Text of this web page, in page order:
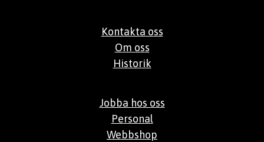
Kontakta oss
Om oss
Historik
Jobba hos oss
Personal
Webbshop